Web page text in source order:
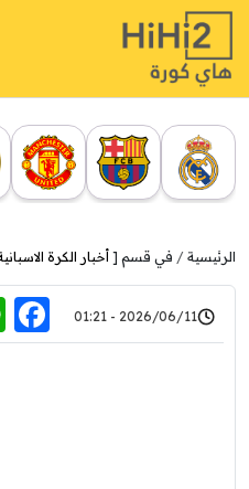
الرئيسية في قسم [ أخبار الكرة
2026/06/11 - 01:21